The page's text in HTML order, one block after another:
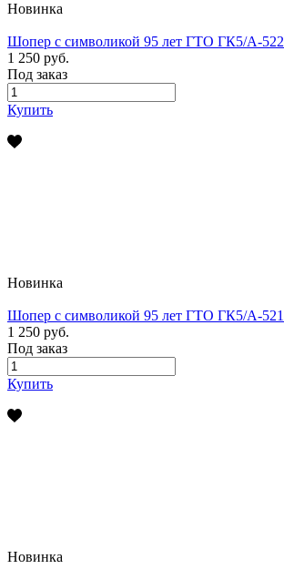
Новинка
Шопер с символикой 95 лет ГТО ГК5/А-522
1 250 руб.
Под заказ
Купить
Новинка
Шопер с символикой 95 лет ГТО ГК5/А-521
1 250 руб.
Под заказ
Купить
Новинка